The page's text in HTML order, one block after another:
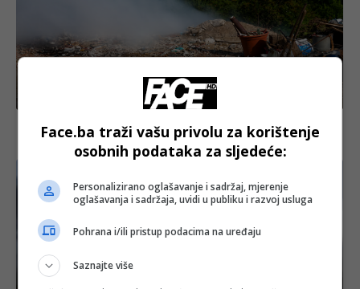
Vatrogasci gasili požar na ilegalnoj deponiji u Buča
Potoku, dim se i dalje širi naseljem
Face.ba traži vašu privolu za korištenje
osobnih podataka za sljedeće:
Personalizirano oglašavanje i sadržaj, mjerenje
oglašavanja i sadržaja, uvidi u publiku i razvoj usluga
Pohrana i/ili pristup podacima na uređaju
Saznajte više